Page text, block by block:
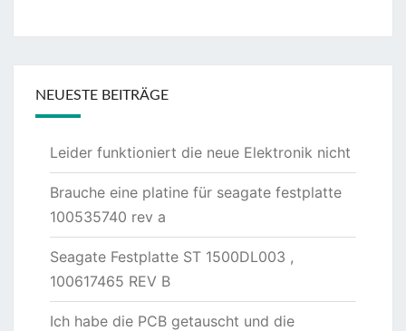
NEUESTE BEITRÄGE
Leider funktioniert die neue Elektronik nicht
Brauche eine platine für seagate festplatte
100535740 rev a
Seagate Festplatte ST 1500DL003 ,
100617465 REV B
Ich habe die PCB getauscht und die